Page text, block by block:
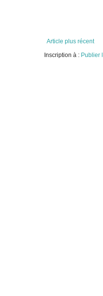
Article plus récent
Inscription à : Publier